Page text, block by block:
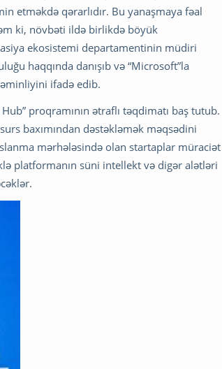
etməkdə qərarlıdır. Bu yanaşmaya fəal
ki, növbəti ildə birlikdə böyük
ekosistemi departamentinin müdiri
haqqında danışıb və “Microsoft”la
ifadə edib.
proqramının ətraflı təqdimatı baş tutub.
baxımından dəstəkləmək məqsədini
mərhələsində olan startaplar müraciət
platformanın süni intellekt və digər alətləri